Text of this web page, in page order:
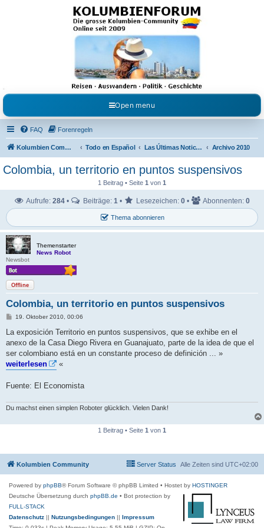
Kolumbienforum - Das
grosse Forum der
Freunde Kolumbiens
Reisen, Auswandern, Kultur, Politik, Geschichte und Visum in Kolumbien und Venezuela.
Austausch, Erfahrungen und Gemeinschaft im Kolumbienforum
Open menu
FAQ Forenregeln
Kolumbien Community Todo en Español Las Últimas Noticias en Español Archivo 2010
Colombia, un territorio en puntos suspensivos
1 Beitrag • Seite 1 von 1
Thema abonnieren
Aufrufe: 284 • Beiträge: 1 • Lesezeichen: 0 • Abonnenten: 0
Themenstarter
News Robot
Newsbot
Offline
Colombia, un territorio en puntos suspensivos
B
i
r
a
19. Oktober 2010, 00:06
La exposición Territorio en puntos suspensivos, que se exhibe en el
anexo de la Casa Diego Rivera en Guanajuato, parte de la idea de que el
ser colombiano está en un constante proceso de definición ... »
weiterlesen
«
Fuente: El Economista
Du machst einen simplen Roboter glücklich. Vielen Dank!
1 Beitrag • Seite 1 von 1
Kolumbien Community Alle Zeiten sind UTC+02:00
Server Status
Powered by phpBB® Forum Software © phpBB Limited • Hostet by HOSTINGER
Deutsche Übersetzung durch phpBB.de • Bot protection by
FULL-STACK
Datenschutz || Nutzungsbedingungen || Impressum